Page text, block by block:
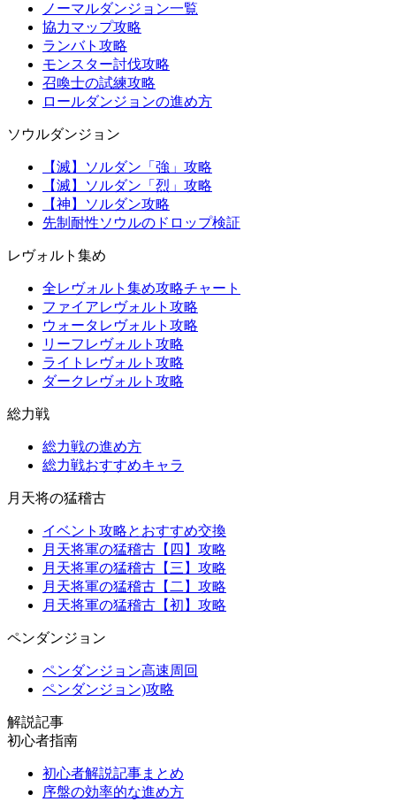
ノーマルダンジョン一覧
協力マップ攻略
ランバト攻略
モンスター討伐攻略
召喚士の試練攻略
ロールダンジョンの進め方
ソウルダンジョン
【滅】ソルダン「強」攻略
【滅】ソルダン「烈」攻略
【神】ソルダン攻略
先制耐性ソウルのドロップ検証
レヴォルト集め
全レヴォルト集め攻略チャート
ファイアレヴォルト攻略
ウォータレヴォルト攻略
リーフレヴォルト攻略
ライトレヴォルト攻略
ダークレヴォルト攻略
総力戦
総力戦の進め方
総力戦おすすめキャラ
月天将の猛稽古
イベント攻略とおすすめ交換
月天将軍の猛稽古【四】攻略
月天将軍の猛稽古【三】攻略
月天将軍の猛稽古【二】攻略
月天将軍の猛稽古【初】攻略
ペンダンジョン
ペンダンジョン高速周回
ペンダンジョン)攻略
解説記事
初心者指南
初心者解説記事まとめ
序盤の効率的な進め方